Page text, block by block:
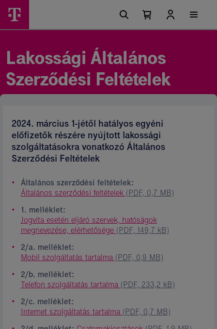
Lakossági
Ászf
Magyar
Telekom
csoport
Főmenü
lehetőségek
Kosárban
Kosár
Lakossági Általános
Szerződési Feltételek
2024. március 1-jétől hatályos egyéni
előfizetők részére nyújtott lakossági
szolgáltatásokra vonatkozó Általános
Szerződési Feltételek
Általános szerződési feltételek:
Általános szerződési feltételek (PDF, 0,7 MB)
1. melléklet:
Jogvita esetén eljáró szervek, hatóságok
megnevezése, elérhetősége (PDF, 149,7 kB)
2/a. melléklet:
Mobil szolgáltatás tartalma (PDF, 0,9 MB)
2/b. melléklet:
Telefon szolgáltatás tartalma (PDF, 233,2 kB)
2/c. melléklet:
Internet szolgáltatás tartalma (PDF, 0,7 MB)